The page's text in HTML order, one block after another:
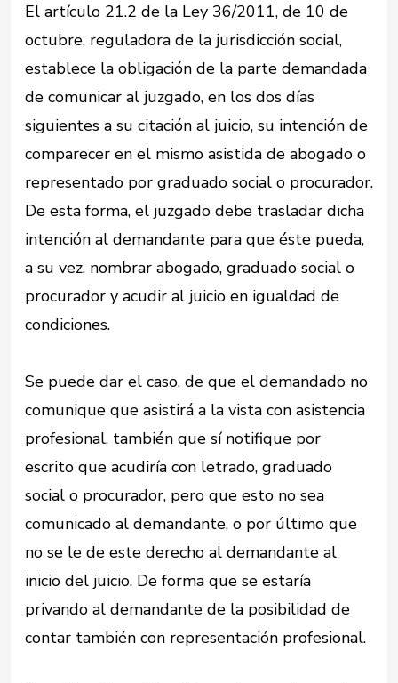
El artículo 21.2 de la Ley 36/2011, de 10 de
octubre, reguladora de la jurisdicción social,
establece la obligación de la parte demandada
de comunicar al juzgado, en los dos días
siguientes a su citación al juicio, su intención de
comparecer en el mismo asistida de abogado o
representado por graduado social o procurador.
De esta forma, el juzgado debe trasladar dicha
intención al demandante para que éste pueda,
a su vez, nombrar abogado, graduado social o
procurador y acudir al juicio en igualdad de
condiciones.
Se puede dar el caso, de que el demandado no
comunique que asistirá a la vista con asistencia
profesional, también que sí notifique por
escrito que acudiría con letrado, graduado
social o procurador, pero que esto no sea
comunicado al demandante, o por último que
no se le de este derecho al demandante al
inicio del juicio. De forma que se estaría
privando al demandante de la posibilidad de
contar también con representación profesional.